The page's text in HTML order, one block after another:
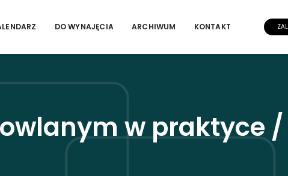
DO WYNAJĘCIA ARCHIWUM KONTAKT
w praktyce